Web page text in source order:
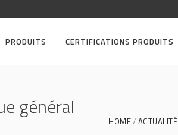
PRODUITS CERTIFICATIONS PRODUITS
général
HOME ACTUALITÉ